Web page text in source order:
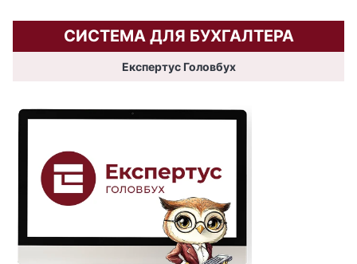
СИСТЕМА ДЛЯ БУХГАЛТЕРА
Експертус Головбух